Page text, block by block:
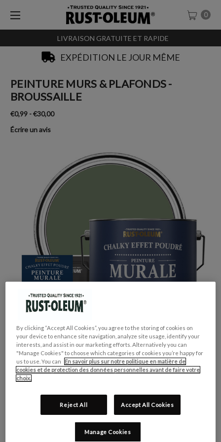
LIVRAISON GRATUITE ET RAPIDE
0
EXPÉDITION LE JOUR MÊME
PEINTURE MURS & PLAFONDS -
BROUSSAILLE
€0,99 - €30,00
Écrire un avis
GROUPE DE COULEUR:
COLLECTION DE COULEUR: Tons Moyens
By clicking “Accept All Cookies”, you agree to the storing of cookies on
your device to enhance site navigation, analyze site usage, identify your
interests, and assist in our marketing efforts. Alternatively you can
"Manage Cookies" to choose which categories of cookies you’re happy for
us to use. You can
En savoir plus sur notre politique en matière de
cookies et de protection des données personnelles avant de faire votre
choix.
Reject All Accept All Cookies
Manage Cookies